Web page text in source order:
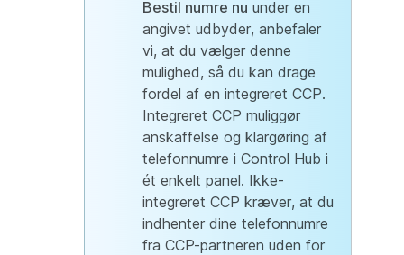
Bestil numre nu under en
angivet udbyder, anbefaler
vi, at du vælger denne
mulighed, så du kan drage
fordel af en integreret CCP.
Integreret CCP muliggør
anskaffelse og klargøring af
telefonnumre i Control Hub i
ét enkelt panel. Ikke-
integreret CCP kræver, at du
indhenter dine telefonnumre
fra CCP-partneren uden for